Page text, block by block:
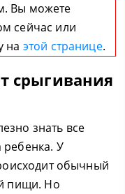
Вы можете
сейчас или
на этой странице.
срыгивания
знать все
У
обычный
пищи. Но